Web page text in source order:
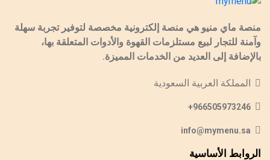
منصة ماي منيو هي منصة إلكترونية مخصصة لتوفير تجربة سهلة
وآمنة للتجار لبيع مستلزمات القهوة والأدوات المتعلقة بها،
بالإضافة إلى العديد من الخدمات المميزة.
المملكة العربية السعودية
966505973246+
info@mymenu.sa
الروابط الأساسية